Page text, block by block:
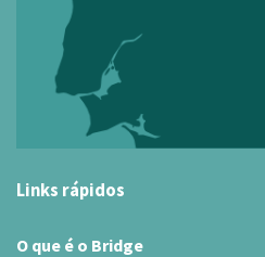
Links rápidos
O que é o Bridge